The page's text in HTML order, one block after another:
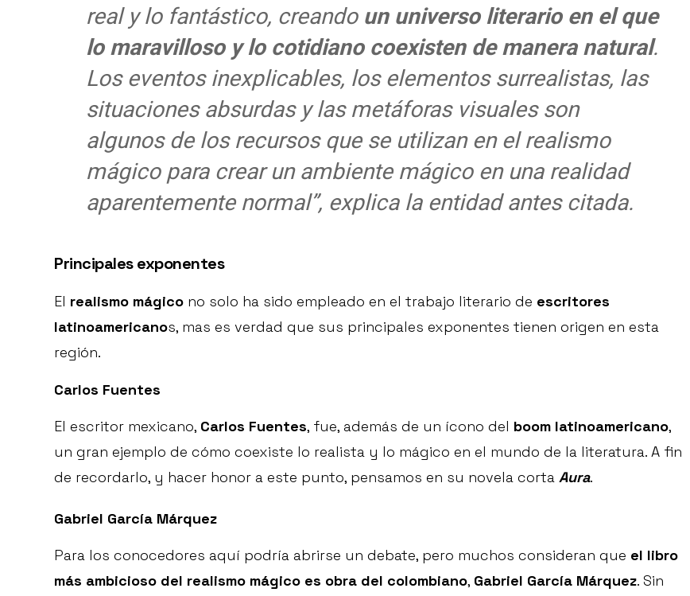
real y lo fantástico, creando un universo literario en el que
lo maravilloso y lo cotidiano coexisten de manera natural.
Los eventos inexplicables, los elementos surrealistas, las
situaciones absurdas y las metáforas visuales son
algunos de los recursos que se utilizan en el realismo
mágico para crear un ambiente mágico en una realidad
aparentemente normal”, explica la entidad antes citada.
Principales exponentes
El realismo mágico no solo ha sido empleado en el trabajo literario de escritores
latinoamericanos, mas es verdad que sus principales exponentes tienen origen en esta
región.
Carlos Fuentes
El escritor mexicano, Carlos Fuentes, fue, además de un ícono del boom latinoamericano,
un gran ejemplo de cómo coexiste lo realista y lo mágico en el mundo de la literatura. A fin
de recordarlo, y hacer honor a este punto, pensamos en su novela corta Aura.
Gabriel García Márquez
Para los conocedores aquí podría abrirse un debate, pero muchos consideran que el libro
más ambicioso del realismo mágico es obra del colombiano, Gabriel García Márquez. Sin